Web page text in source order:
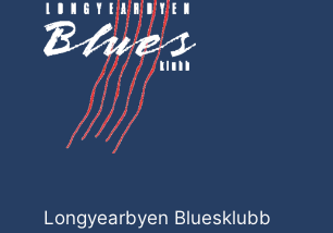
Longyearbyen Bluesklubb